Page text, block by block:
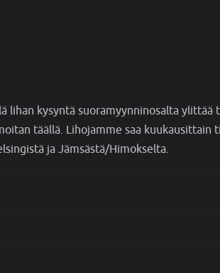
lihan kysyntä suoramyynninosalta ylittää
täällä. Lihojamme saa
ja Jämsästä/Himokselta.